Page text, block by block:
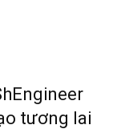
tương lai